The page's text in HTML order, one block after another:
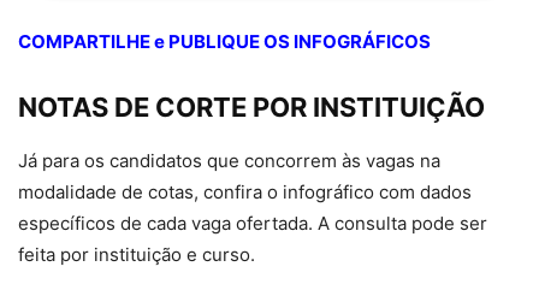
COMPARTILHE e PUBLIQUE OS INFOGRÁFICOS
NOTAS DE CORTE POR INSTITUIÇÃO
Já para os candidatos que concorrem às vagas na
modalidade de cotas, confira o infográfico com dados
específicos de cada vaga ofertada. A consulta pode ser
feita por instituição e curso.